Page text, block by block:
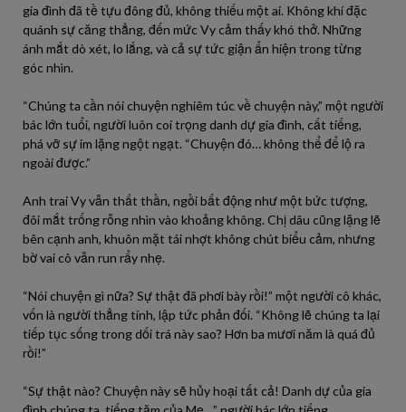
gia đình đã tề tựu đông đủ, không thiếu một ai. Không khí đặc
quánh sự căng thẳng, đến mức Vy cảm thấy khó thở. Những
ánh mắt dò xét, lo lắng, và cả sự tức giận ẩn hiện trong từng
góc nhìn.
“Chúng ta cần nói chuyện nghiêm túc về chuyện này,” một người
bác lớn tuổi, người luôn coi trọng danh dự gia đình, cất tiếng,
phá vỡ sự im lặng ngột ngạt. “Chuyện đó… không thể để lộ ra
ngoài được.”
Anh trai Vy vẫn thất thần, ngồi bất động như một bức tượng,
đôi mắt trống rỗng nhìn vào khoảng không. Chị dâu cũng lặng lẽ
bên cạnh anh, khuôn mặt tái nhợt không chút biểu cảm, nhưng
bờ vai cô vẫn run rẩy nhẹ.
“Nói chuyện gì nữa? Sự thật đã phơi bày rồi!” một người cô khác,
vốn là người thẳng tính, lập tức phản đối. “Không lẽ chúng ta lại
tiếp tục sống trong dối trá này sao? Hơn ba mươi năm là quá đủ
rồi!”
“Sự thật nào? Chuyện này sẽ hủy hoại tất cả! Danh dự của gia